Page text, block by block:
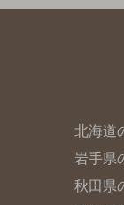
北海道
岩手県
秋田県